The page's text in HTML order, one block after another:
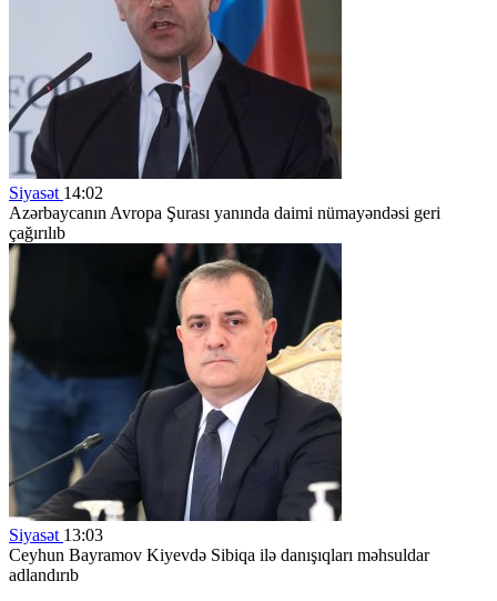
Siyasət 14:02
Azərbaycanın Avropa Şurası yanında daimi nümayəndəsi geri
çağırılıb
Siyasət 13:03
Ceyhun Bayramov Kiyevdə Sibiqa ilə danışıqları məhsuldar
adlandırıb